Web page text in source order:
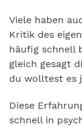
Viele haben
Kritik des
häufig schnell
gleich gesagt
du wolltest es
Diese
schnell in